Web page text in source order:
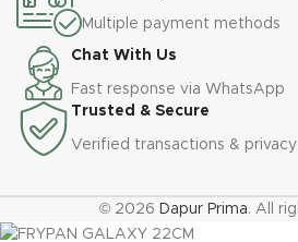
Multiple payment methods
Chat With Us
Fast response via WhatsApp
Trusted & Secure
Verified transactions & privacy
© 2026 Dapur Prima. All